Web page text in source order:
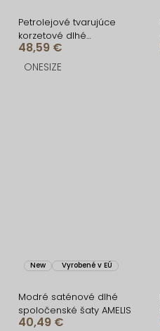
Petrolejové tvarujúce
korzetové dlhé
spoločenské šaty
BRANFLA
48,59 €
ONESIZE
New Vyrobené v EÚ
Modré saténové dlhé
spoločenské šaty AMELIS
40,49 €